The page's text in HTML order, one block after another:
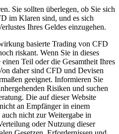
Sie sollten überlegen, ob Sie sich
im Klaren sind, und es sich
Ihres Geldes einzugehen.
basierte Trading von CFD
riskant. Wenn Sie in dieses
Teil oder die Gesamtheit Ihres
daher sind CFD und Devisen
geeignet. Informieren Sie
Risiken und suchen
Die auf dieser Website
an Empfänger in einem
nicht zur Weitergabe in
oder Nutzung dieser